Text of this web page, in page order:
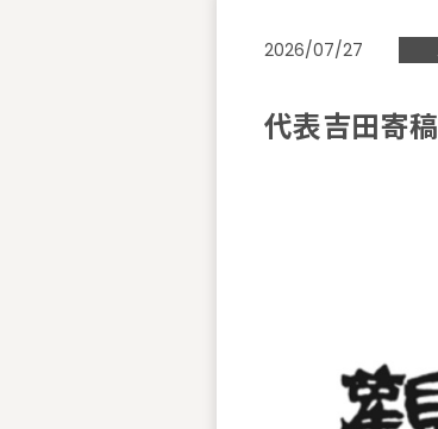
2026/07/27
代表吉田寄